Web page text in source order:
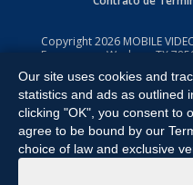
Copyright2026 MOBILE
Expressway, Weslaco, TX
All Rights Reserved.
Our site uses cookies and
statistics and ads as outlined
clicking "OK", you consent to
agree to be bound by our
choice of law and exclusive